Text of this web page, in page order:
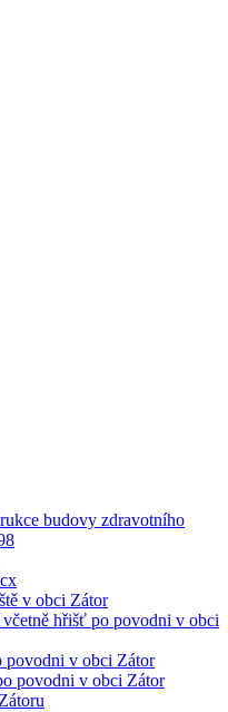
budovy zdravotního
v obci Zátor
hřišť po povodni v obci
povodni v obci Zátor
povodni v obci Zátor